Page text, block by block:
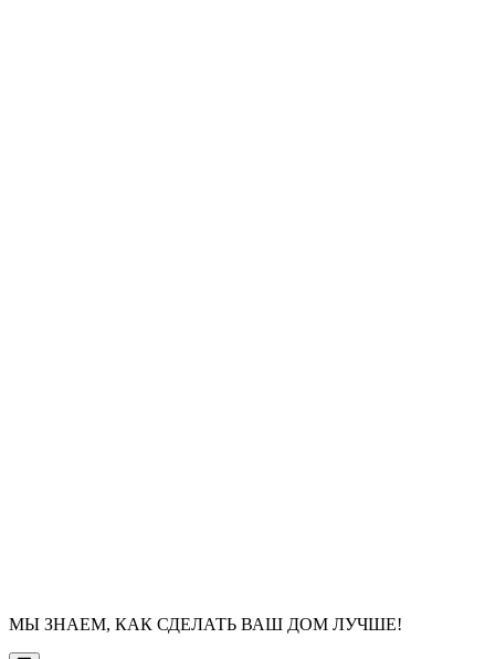
МЫ ЗНАЕМ, КАК СДЕЛАТЬ ВАШ ДОМ ЛУЧШЕ!